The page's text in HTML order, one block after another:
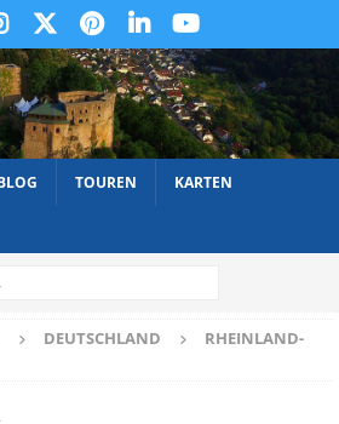
TOUREN KARTEN
DEUTSCHLAND
RHEINLAND-